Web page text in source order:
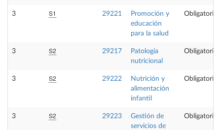
3 S1 29221
Promoción y
educación
para la salud
Obligatoria
3 S2 29217
Patología
nutricional
Obligatoria
3 S2 29222
Nutrición y
alimentación
infantil
Obligatoria
3 S2 29223
Gestión de
servicios de
Obligatoria